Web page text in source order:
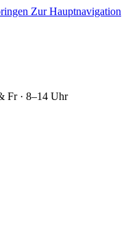
Zur Hauptnavigation
Fr · 8–14 Uhr